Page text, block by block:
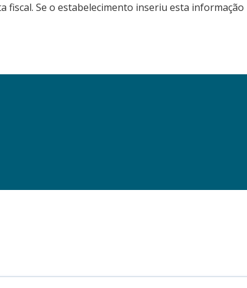
Se o estabelecimento inseriu esta